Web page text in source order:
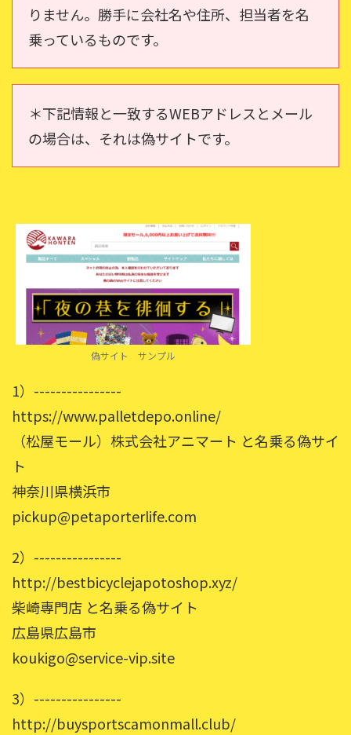
りません。勝手に会社名や住所、担当者を名
乗っているものです。
＊下記情報と一致するWEBアドレスとメール
の場合は、それは偽サイトです。
偽サイト サンプル
1）----------------
https://www.palletdepo.online/
（松屋モール）株式会社アニマート と名乗る偽サイ
ト
神奈川県横浜市
pickup@petaporterlife.com
2）----------------
http://bestbicyclejapotoshop.xyz/
柴崎専門店 と名乗る偽サイト
広島県広島市
koukigo@service-vip.site
3）----------------
http://buysportscamonmall.club/